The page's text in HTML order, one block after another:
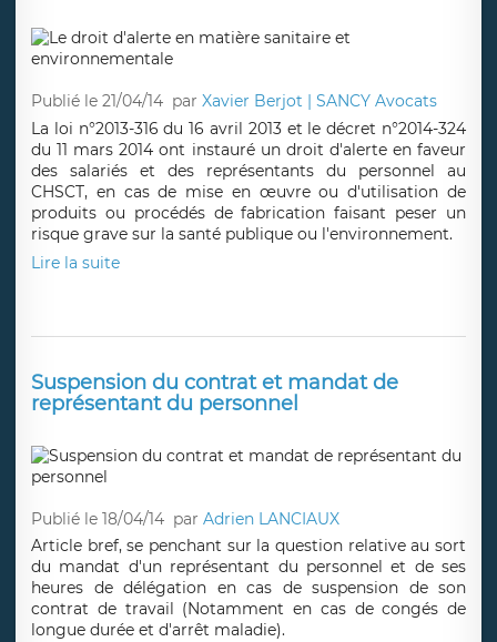
Publié le 21/04/14 parXavier Berjot | SANCY Avocats
La loi n°2013-316 du 16 avril 2013 et le décret n°2014-324
du 11 mars 2014 ont instauré un droit d'alerte en faveur
des salariés et des représentants du personnel au
CHSCT, en cas de mise en œuvre ou d'utilisation de
produits ou procédés de fabrication faisant peser un
risque grave sur la santé publique ou l'environnement.
Lire la suite
Suspension du contrat et mandat de
représentant du personnel
Publié le 18/04/14 parAdrien LANCIAUX
Article bref, se penchant sur la question relative au sort
du mandat d'un représentant du personnel et de ses
heures de délégation en cas de suspension de son
contrat de travail (Notamment en cas de congés de
longue durée et d'arrêt maladie).